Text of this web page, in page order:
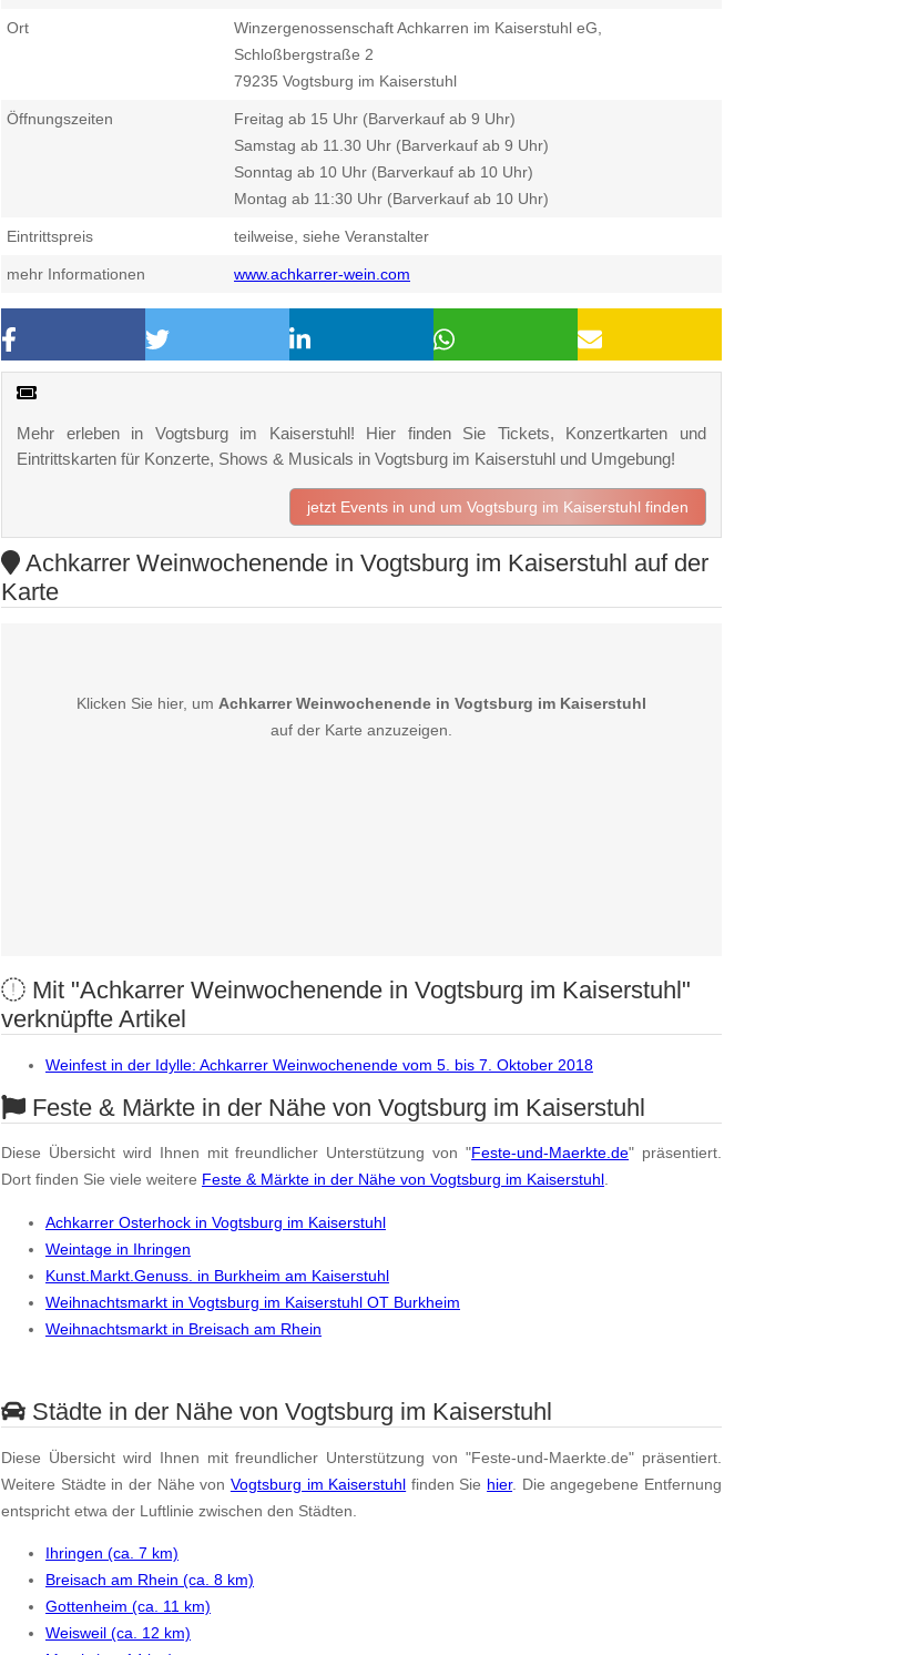
Ort
Winzergenossenschaft Achkarren im Kaiserstuhl eG,
Schloßbergstraße 2
79235 Vogtsburg im Kaiserstuhl
Öffnungszeiten
Freitag ab 15 Uhr (Barverkauf ab 9 Uhr)
Samstag ab 11.30 Uhr (Barverkauf ab 9 Uhr)
Sonntag ab 10 Uhr (Barverkauf ab 10 Uhr)
Montag ab 11:30 Uhr (Barverkauf ab 10 Uhr)
Eintrittspreis teilweise, siehe Veranstalter
mehr Informationen www.achkarrer-wein.com
Mehr erleben in Vogtsburg im Kaiserstuhl! Hier finden Sie Tickets, Konzertkarten und
Eintrittskarten für Konzerte, Shows & Musicals in Vogtsburg im Kaiserstuhl und Umgebung!
jetzt Events in und um Vogtsburg im Kaiserstuhl finden
Achkarrer Weinwochenende in Vogtsburg im Kaiserstuhl auf der
Karte
Klicken Sie hier, um Achkarrer Weinwochenende in Vogtsburg im Kaiserstuhl
auf der Karte anzuzeigen.
Mit "Achkarrer Weinwochenende in Vogtsburg im Kaiserstuhl"
verknüpfte Artikel
Weinfest in der Idylle: Achkarrer Weinwochenende vom 5. bis 7. Oktober 2018
Feste & Märkte in der Nähe von Vogtsburg im Kaiserstuhl
Diese Übersicht wird Ihnen mit freundlicher Unterstützung von "Feste-und-Maerkte.de" präsentiert.
Dort finden Sie viele weitere Feste & Märkte in der Nähe von Vogtsburg im Kaiserstuhl.
Achkarrer Osterhock in Vogtsburg im Kaiserstuhl
Weintage in Ihringen
Kunst.Markt.Genuss. in Burkheim am Kaiserstuhl
Weihnachtsmarkt in Vogtsburg im Kaiserstuhl OT Burkheim
Weihnachtsmarkt in Breisach am Rhein
Städte in der Nähe von Vogtsburg im Kaiserstuhl
Diese Übersicht wird Ihnen mit freundlicher Unterstützung von "Feste-und-Maerkte.de" präsentiert.
Weitere Städte in der Nähe von Vogtsburg im Kaiserstuhl finden Sie hier. Die angegebene Entfernung
entspricht etwa der Luftlinie zwischen den Städten.
Ihringen (ca. 7 km)
Breisach am Rhein (ca. 8 km)
Gottenheim (ca. 11 km)
Weisweil (ca. 12 km)